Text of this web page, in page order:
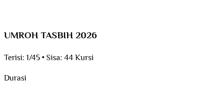
UMROH TASBIH 2026
Terisi: 1/45•Sisa: 44 Kursi
Durasi